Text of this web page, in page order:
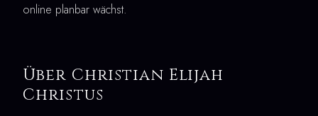
online planbar wächst.
Über Christian Elijah
Christus